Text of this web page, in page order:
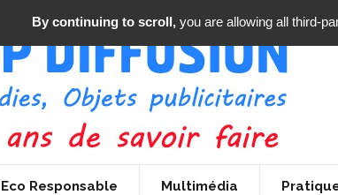
Eco Responsable Multimédia
By continuing to scroll,you are allowing all third-